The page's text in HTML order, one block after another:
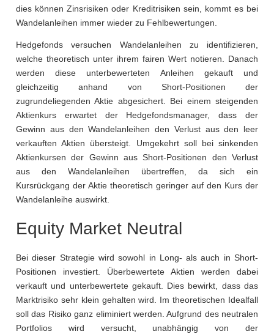
dies können Zinsrisiken oder Kreditrisiken sein, kommt es bei
Wandelanleihen immer wieder zu Fehlbewertungen.
Hedgefonds versuchen Wandelanleihen zu identifizieren,
welche theoretisch unter ihrem fairen Wert notieren. Danach
werden diese unterbewerteten Anleihen gekauft und
gleichzeitig anhand von Short-Positionen der
zugrundeliegenden Aktie abgesichert. Bei einem steigenden
Aktienkurs erwartet der Hedgefondsmanager, dass der
Gewinn aus den Wandelanleihen den Verlust aus den leer
verkauften Aktien übersteigt. Umgekehrt soll bei sinkenden
Aktienkursen der Gewinn aus Short-Positionen den Verlust
aus den Wandelanleihen übertreffen, da sich ein
Kursrückgang der Aktie theoretisch geringer auf den Kurs der
Wandelanleihe auswirkt.
Equity Market Neutral
Bei dieser Strategie wird sowohl in Long- als auch in Short-
Positionen investiert. Überbewertete Aktien werden dabei
verkauft und unterbewertete gekauft. Dies bewirkt, dass das
Marktrisiko sehr klein gehalten wird. Im theoretischen Idealfall
soll das Risiko ganz eliminiert werden. Aufgrund des neutralen
Portfolios wird versucht, unabhängig von der